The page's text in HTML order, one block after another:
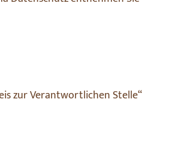
zur Verantwortlichen Stelle“